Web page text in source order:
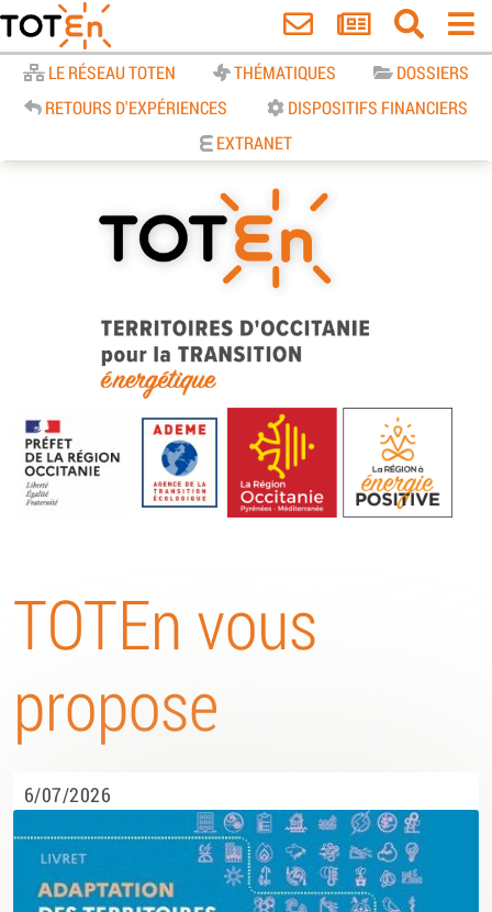
LE RÉSEAU TOTEN THÉMATIQUES
DOSSIERS
RETOURS D'EXPÉRIENCES
DISPOSITIFS FINANCIERS
EXTRANET
TOTEn Occitanie | Territoires
d’Occitanie pour la Transition
Energétique
TOTEn vous
propose
6/07/2026